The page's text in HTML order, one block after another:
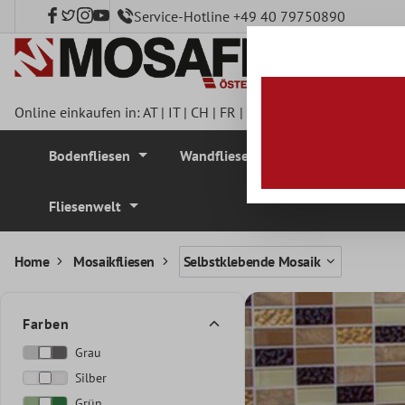
springen Service-Hotline +49 40 79750890
Online einkaufen in:AT| IT| CH | FR |
Bodenfliesen Wandfliesen
Fliesenwelt
Home Mosaikfliesen Selbstklebende Mosaik
Farben
Grau
Silber